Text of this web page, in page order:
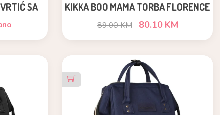
SA
KIKKA BOO MAMA TORBA FLORENCE
DREAMY FIELDS GREY
89.00 KM 80.10 KM